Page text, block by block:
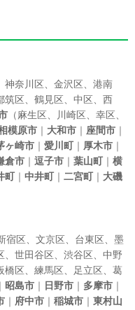
神奈川区 金沢区
港南
筑区 鶴見区 中区
西
（麻生区 川崎区 幸区
模原市 ｜ 大和市 ｜ 座間市 ｜
ヶ崎市 ｜ 愛川町｜ 厚木市 ｜
倉市 ｜ 逗子市 ｜ 葉山町｜ 横
町｜ 中井町｜ 二宮町｜ 大磯
宿区 文京区 台東区
墨
世田谷区 渋谷区
中野
橋区 練馬区 足立区
葛
｜ 昭島市 ｜ 日野市 ｜ 多摩市 ｜
｜ 府中市 ｜ 稲城市 ｜ 東村山